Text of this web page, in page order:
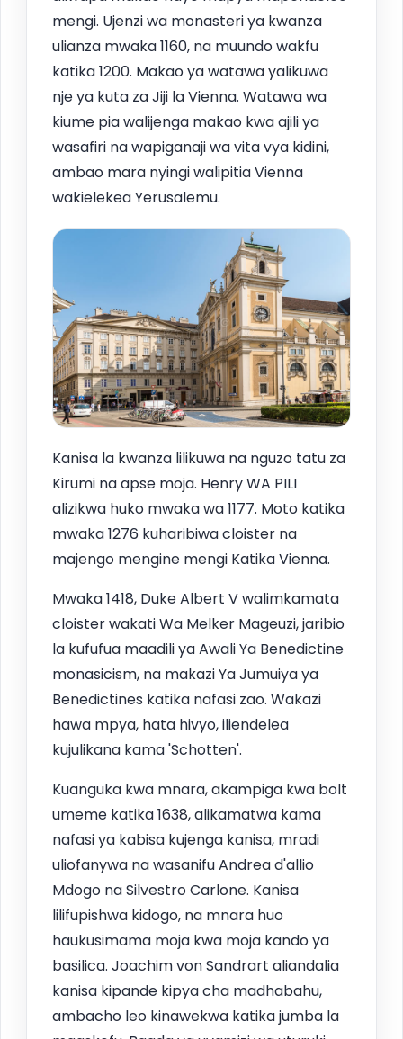
mengi. Ujenzi wa monasteri ya kwanza
ulianza mwaka 1160, na muundo wakfu
katika 1200. Makao ya watawa yalikuwa
nje ya kuta za Jiji la Vienna. Watawa wa
kiume pia walijenga makao kwa ajili ya
wasafiri na wapiganaji wa vita vya kidini,
ambao mara nyingi walipitia Vienna
wakielekea Yerusalemu.
Kanisa la kwanza lilikuwa na nguzo tatu za
Kirumi na apse moja. Henry WA PILI
alizikwa huko mwaka wa 1177. Moto katika
mwaka 1276 kuharibiwa cloister na
majengo mengine mengi Katika Vienna.
Mwaka 1418, Duke Albert V walimkamata
cloister wakati Wa Melker Mageuzi, jaribio
la kufufua maadili ya Awali Ya Benedictine
monasicism, na makazi Ya Jumuiya ya
Benedictines katika nafasi zao. Wakazi
hawa mpya, hata hivyo, iliendelea
kujulikana kama 'Schotten'.
Kuanguka kwa mnara, akampiga kwa bolt
umeme katika 1638, alikamatwa kama
nafasi ya kabisa kujenga kanisa, mradi
uliofanywa na wasanifu Andrea d'allio
Mdogo na Silvestro Carlone. Kanisa
lilifupishwa kidogo, na mnara huo
haukusimama moja kwa moja kando ya
basilica. Joachim von Sandrart aliandalia
kanisa kipande kipya cha madhabahu,
ambacho leo kinawekwa katika jumba la